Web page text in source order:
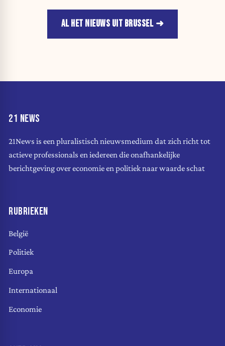
AL HET NIEUWS UIT BRUSSEL
21 NEWS
21News is een pluralistisch nieuwsmedium dat zich richt tot
actieve professionals en iedereen die onafhankelijke
berichtgeving over economie en politiek naar waarde schat
RUBRIEKEN
België
Politiek
Europa
Internationaal
Economie